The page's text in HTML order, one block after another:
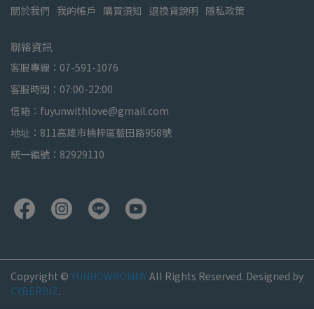
關於我們 我的帳戶 購買須知 退換貨說明 隱私政策
聯絡資訊
客服專線：07-591-1076
客服時間：07:00-22:00
信箱：fuyunwithlove@gmail.com
地址：811高雄市楠梓區藍田路958號
統一編號：82929110
Copyright © YUNHOWMOMMYAll Rights Reserved. Designed by
CYBERBIZ.